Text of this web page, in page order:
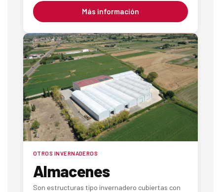
Más información
OTROS INVERNADEROS
Almacenes
Son estructuras tipo invernadero cubiertas con